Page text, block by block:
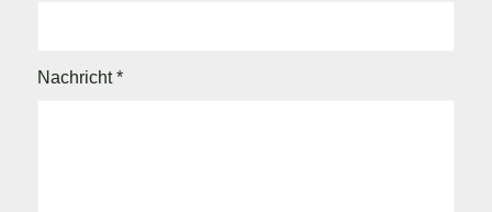
Nachricht*